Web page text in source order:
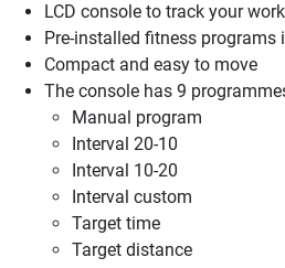
LCD console to track your
Pre-installed fitness programs
Compact and easy to move
The console has 9
Manual program
Interval 20-10
Interval 10-20
Interval custom
Target time
Target distance